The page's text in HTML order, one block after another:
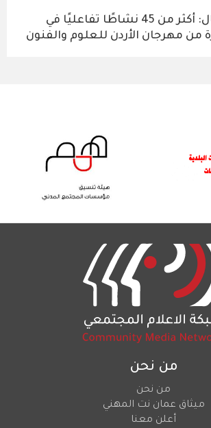
متحف الأطفال: أكثر من 45 نشاطًا تفاعليًا في
من مهرجان الأردن للعلوم والفنون
من نحن
من نحن
ميثاق عمان نت المهني
أعلن معنا